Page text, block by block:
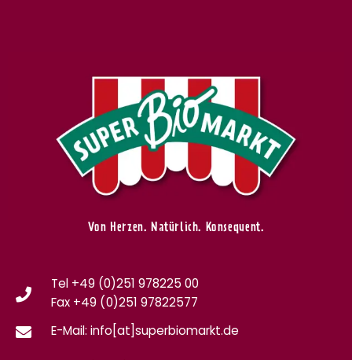
Von Herzen. Natürlich. Konsequent.
Tel +49 (0)251 978225 00
Fax +49 (0)251 97822577
E-Mail: info[at]superbiomarkt.de